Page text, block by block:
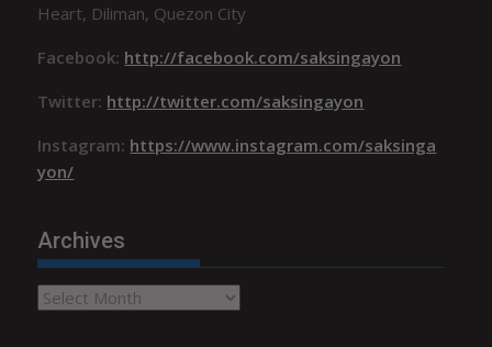
Heart, Diliman, Quezon City
Facebook: http://facebook.com/saksingayon
Twitter: http://twitter.com/saksingayon
Instagram: https://www.instagram.com/saksinga
yon/
Archives
Archives